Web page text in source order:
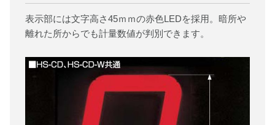
表示部には文字高さ45ｍｍの赤色LEDを採用。暗所や
離れた所からでも計量数値が判別できます。